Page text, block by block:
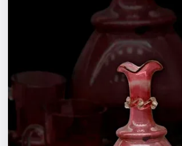
Спорт
События
Города